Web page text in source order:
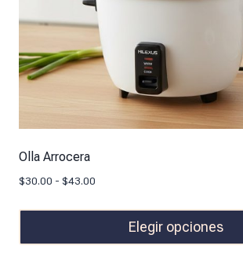
Olla Arrocera
$30.00 - $43.00
Elegir opciones